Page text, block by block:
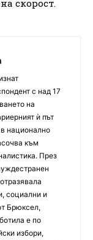
скорост.
с над 17
на
ѝ път
национално
към
През
социални и
Брюксел,
е по
избори,